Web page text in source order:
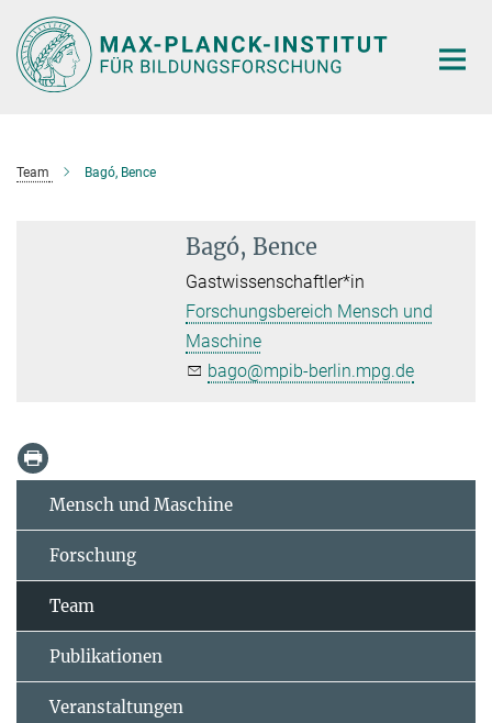
Hauptinhalt
Team Bagó, Bence
Bagó, Bence
Gastwissenschaftler*in
Forschungsbereich Mensch und
Maschine
bago@mpib-berlin.mpg.de
Mensch und Maschine
Forschung
Team
Publikationen
Veranstaltungen